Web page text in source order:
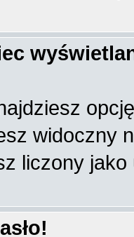
widoczny
liczony